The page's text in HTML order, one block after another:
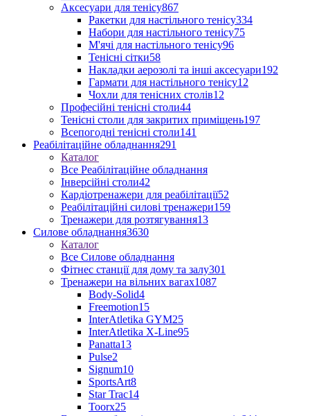
Аксесуари для тенісу867
Ракетки для настільного тенісу334
Набори для настільного тенісу75
М'ячі для настільного тенісу96
Тенісні сітки58
Накладки аерозолі та інші аксесуари192
Гармати для настільного тенісу12
Чохли для тенісних столів12
Професійні тенісні столи44
Тенісні столи для закритих приміщень197
Всепогодні тенісні столи141
Реабілітаційне обладнання291
Каталог
Все Реабілітаційне обладнання
Інверсійні столи42
Кардіотренажери для реабілітації52
Реабілітаційні силові тренажери159
Тренажери для розтягування13
Силове обладнання3630
Каталог
Все Силове обладнання
Фітнес станції для дому та залу301
Тренажери на вільних вагах1087
Body-Solid4
Freemotion15
InterAtletika GYM25
InterAtletika X-Line95
Panatta13
Pulse2
Signum10
SportsArt8
Star Trac14
Toorx25